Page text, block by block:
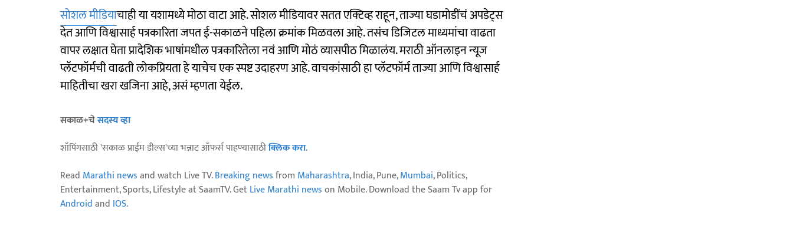
सोशल मीडियाचाही या यशामध्ये मोठा वाटा आहे. सोशल मीडियावर सतत एक्टिव्ह राहून, ताज्या घडामोडींचं अपडेट्स
देत आणि विश्वासार्ह पत्रकारिता जपत ई-सकाळने पहिला क्रमांक मिळवला आहे. तसंच डिजिटल माध्यमांचा वाढता
वापर लक्षात घेता प्रादेशिक भाषांमधील पत्रकारितेला नवं आणि मोठं व्यासपीठ मिळालंय. मराठी ऑनलाइन न्यूज
प्लॅटफॉर्मची वाढती लोकप्रियता हे याचेच एक स्पष्ट उदाहरण आहे. वाचकांसाठी हा प्लॅटफॉर्म ताज्या आणि विश्वासार्ह
माहितीचा खरा खजिना आहे, असं म्हणता येईल.
सकाळ+चेसदस्य व्हा
शॉपिंगसाठी 'सकाळ प्राईम डील्स'च्या भन्नाट ऑफर्स पाहण्यासाठीक्लिक करा.
Read Marathi newsand watch Live TV.Breaking newsfrom Maharashtra, India, Pune,Mumbai, Politics,
Entertainment, Sports, Lifestyle at SaamTV. GetLive Marathi newson Mobile. Download the Saam Tv app for
Androidand IOS.